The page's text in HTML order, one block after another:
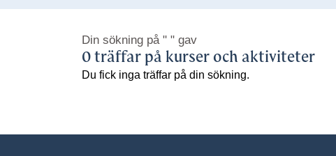
Din sökning på " " gav
0 träffar på kurser och aktiviteter
Du fick inga träffar på din sökning.